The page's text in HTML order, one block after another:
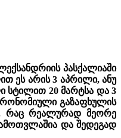
პასქალიაში
ეს არის 3 აპრილი, ანუ
სტილით 20 მარტსა და 3
გაზაფხულის
რაც რეალურად მეორე
და შედეგად